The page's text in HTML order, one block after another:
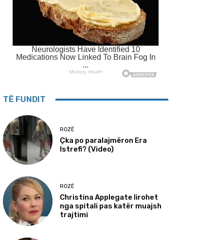
TË FUNDIT
ROZË
Çka po paralajmëron Era
Istrefi? (Video)
ROZË
Christina Applegate lirohet
nga spitali pas katër muajsh
trajtimi